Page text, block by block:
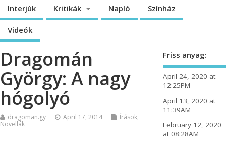
Interjúk Kritikák Napló Színház
Videók
Dragomán
György: A nagy
hógolyó
dragoman.gy April 17, 2014 Írások,
Novellák
Friss anyag:
April 24, 2020 at
12:25PM
April 13, 2020 at
11:39AM
February 12, 2020
at 08:28AM